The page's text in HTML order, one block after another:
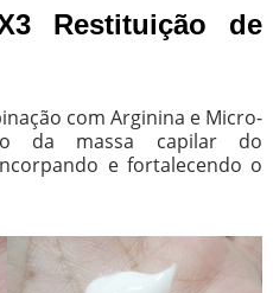
Restituição de
com Arginina e Micro-
da massa capilar do
e fortalecendo o